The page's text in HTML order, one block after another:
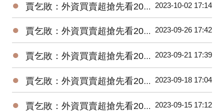
● 賈乞敗：外資買賣超搶先看20231002 2023-10-02 17:14
● 賈乞敗：外資買賣超搶先看20230926 2023-09-26 17:42
● 賈乞敗：外資買賣超搶先看20230921 2023-09-21 17:39
● 賈乞敗：外資買賣超搶先看20230918 2023-09-18 17:04
● 賈乞敗：外資買賣超搶先看20230915 2023-09-15 17:12